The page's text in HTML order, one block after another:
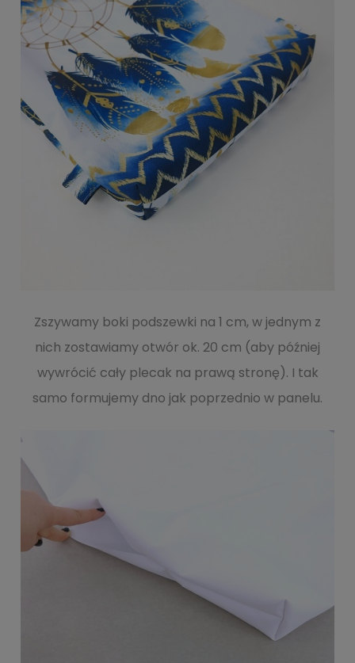
Zszywamy boki podszewki na 1 cm, w jednym z
nich zostawiamy otwór ok. 20 cm (aby później
wywrócić cały plecak na prawą stronę). I tak
samo formujemy dno jak poprzednio w panelu.